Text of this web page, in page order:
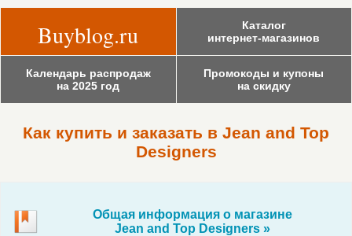
Buyblog.ru
Каталог
интернет-магазинов
Календарь распродаж
на 2025 год
Промокоды и купоны
на скидку
Как купить и заказать в Jean and Top
Designers
Общая информация о магазине
Jean and Top Designers »